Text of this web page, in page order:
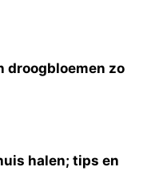
droogbloemen zo
halen; tips en